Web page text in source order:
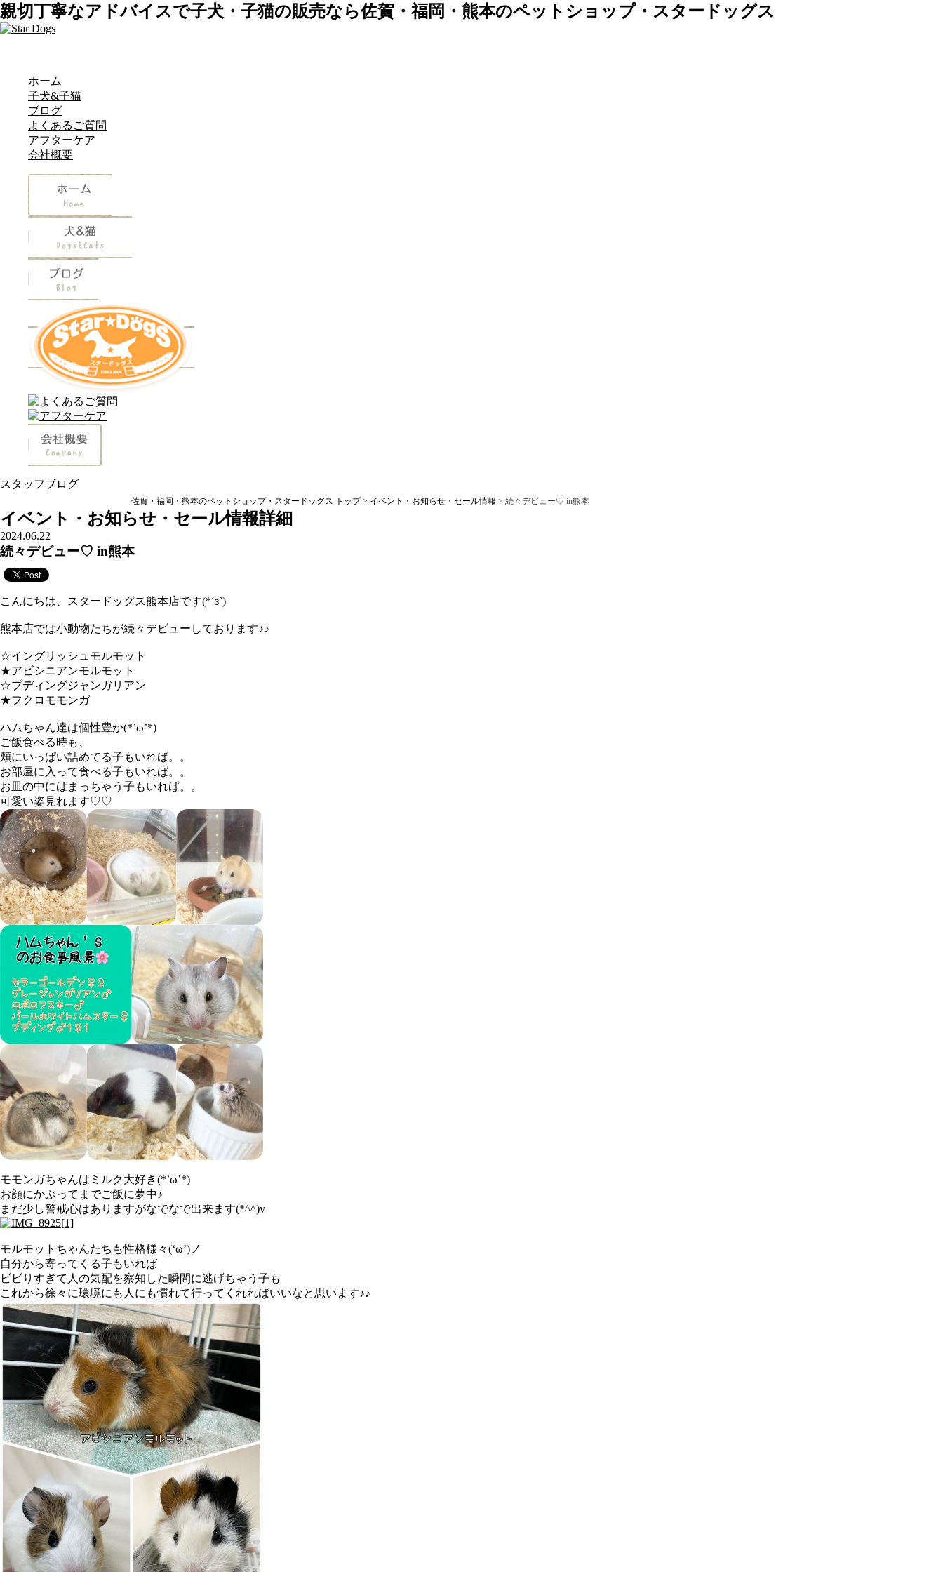
親切丁寧なアドバイスで子犬・子猫の販売なら佐賀・福岡・熊本のペットショップ・スタードッグス
ホーム
子犬&子猫
ブログ
よくあるご質問
アフターケア
会社概要
スタッフブログ
佐賀・福岡・熊本のペットショップ・スタードッグス トップ > イベント・お知らせ・セール情報 > 続々デビュー♡ in熊本
イベント・お知らせ・セール情報詳細
2024.06.22
続々デビュー♡ in熊本
こんにちは、スタードッグス熊本店です(*´з`)
熊本店では小動物たちが続々デビューしております♪♪
☆イングリッシュモルモット
★アビシニアンモルモット
☆プディングジャンガリアン
★フクロモモンガ
ハムちゃん達は個性豊か(*’ω’*)
ご飯食べる時も、
頬にいっぱい詰めてる子もいれば。。
お部屋に入って食べる子もいれば。。
お皿の中にはまっちゃう子もいれば。。
可愛い姿見れます♡♡
モモンガちゃんはミルク大好き(*’ω’*)
お顔にかぶってまでご飯に夢中♪
まだ少し警戒心はありますがなでなで出来ます(*^^)v
モルモットちゃんたちも性格様々(‘ω’)ノ
自分から寄ってくる子もいれば
ビビりすぎて人の気配を察知した瞬間に逃げちゃう子も
これから徐々に環境にも人にも慣れて行ってくれればいいなと思います♪♪